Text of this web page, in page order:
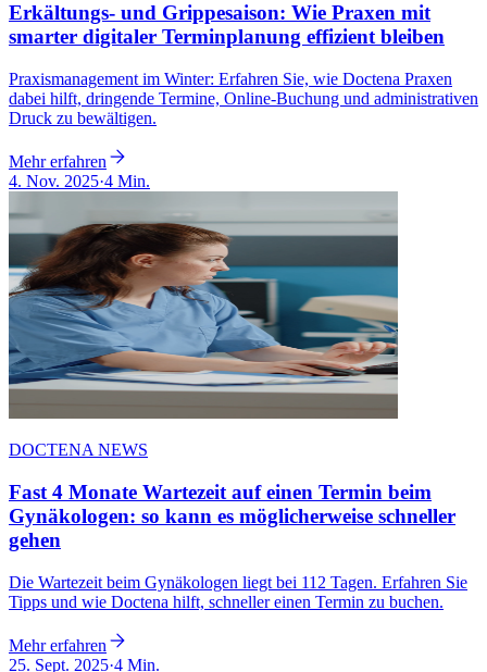
Erkältungs- und Grippesaison: Wie Praxen mit
smarter digitaler Terminplanung effizient bleiben
Praxismanagement im Winter: Erfahren Sie, wie Doctena Praxen
dabei hilft, dringende Termine, Online-Buchung und administrativen
Druck zu bewältigen.
Mehr erfahren
4. Nov. 2025·4 Min.
DOCTENA NEWS
Fast 4 Monate Wartezeit auf einen Termin beim
Gynäkologen: so kann es möglicherweise schneller
gehen
Die Wartezeit beim Gynäkologen liegt bei 112 Tagen. Erfahren Sie
Tipps und wie Doctena hilft, schneller einen Termin zu buchen.
Mehr erfahren
25. Sept. 2025·4 Min.